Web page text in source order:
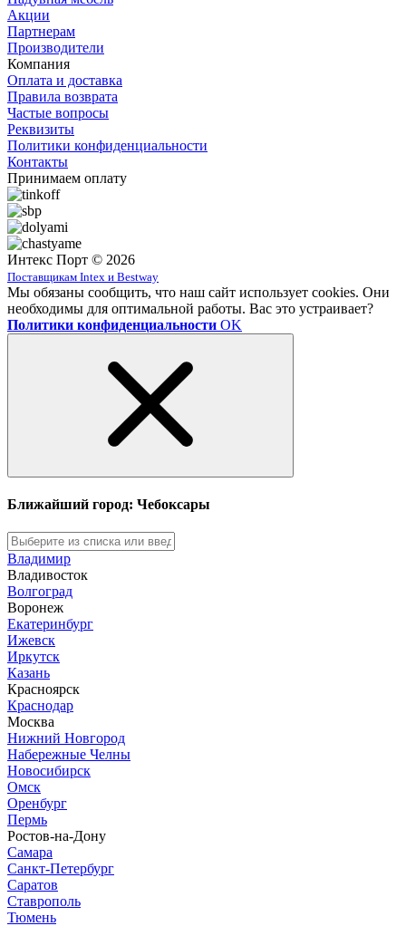
Акции
Партнерам
Производители
Компания
Оплата и доставка
Правила возврата
Частые вопросы
Реквизиты
Политики конфиденциальности
Контакты
Принимаем оплату
Интекс Порт © 2026
Поставщикам Intex и Bestway
Мы обязаны сообщить, что наш сайт использует cookies. Они
необходимы для оптимальной работы. Вас это устраивает?
Политики конфиденциальности OK
Ближайший город: Чебоксары
Владимир
Владивосток
Волгоград
Воронеж
Екатеринбург
Ижевск
Иркутск
Казань
Красноярск
Краснодар
Москва
Нижний Новгород
Набережные Челны
Новосибирск
Омск
Оренбург
Пермь
Ростов-на-Дону
Самара
Санкт-Петербург
Саратов
Ставрополь
Тюмень